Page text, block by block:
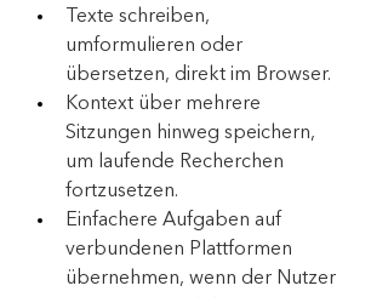
Texte schreiben,
umformulieren oder
übersetzen, direkt im Browser.
Kontext über mehrere
Sitzungen hinweg speichern,
um laufende Recherchen
fortzusetzen.
Einfachere Aufgaben auf
verbundenen Plattformen
übernehmen, wenn der Nutzer